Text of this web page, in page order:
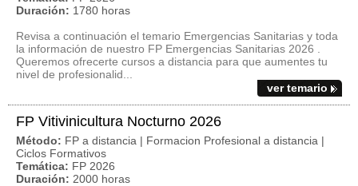
Duración: 1780 horas
Revisa a continuación el temario Emergencias Sanitarias y toda
la información de nuestro FP Emergencias Sanitarias 2026 .
Queremos ofrecerte cursos a distancia para que aumentes tu
nivel de profesionalid...
ver temario
FP Vitivinicultura Nocturno 2026
Método: FP a distancia | Formacion Profesional a distancia |
Ciclos Formativos
Temática: FP 2026
Duración: 2000 horas